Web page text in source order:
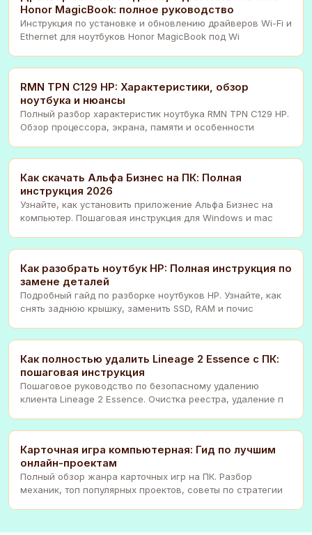
Honor MagicBook: полное руководство
Инструкция по установке и обновлению драйверов Wi-Fi и
Ethernet для ноутбуков Honor MagicBook под Wi
RMN TPN C129 HP: Характеристики, обзор
ноутбука и нюансы
Полный разбор характеристик ноутбука RMN TPN C129 HP.
Обзор процессора, экрана, памяти и особенности
Как скачать Альфа Бизнес на ПК: Полная
инструкция 2026
Узнайте, как установить приложение Альфа Бизнес на
компьютер. Пошаговая инструкция для Windows и mac
Как разобрать ноутбук HP: Полная инструкция по
замене деталей
Подробный гайд по разборке ноутбуков HP. Узнайте, как
снять заднюю крышку, заменить SSD, RAM и почис
Как полностью удалить Lineage 2 Essence с ПК:
пошаговая инструкция
Пошаговое руководство по безопасному удалению
клиента Lineage 2 Essence. Очистка реестра, удаление п
Карточная игра компьютерная: Гид по лучшим
онлайн-проектам
Полный обзор жанра карточных игр на ПК. Разбор
механик, топ популярных проектов, советы по стратегии